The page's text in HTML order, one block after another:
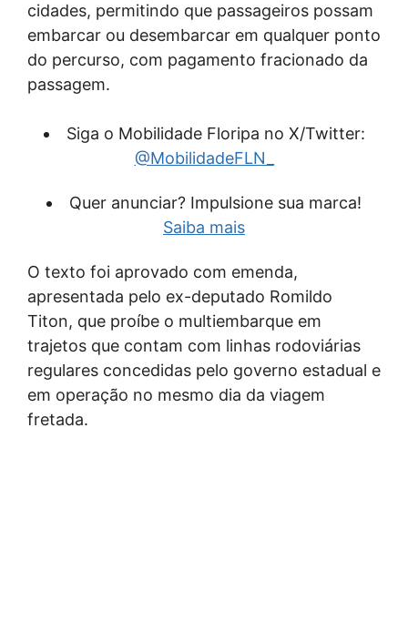
cidades, permitindo que passageiros possam
embarcar ou desembarcar em qualquer ponto
do percurso, com pagamento fracionado da
passagem.
Siga o Mobilidade Floripa no X/Twitter:
@MobilidadeFLN_
Quer anunciar? Impulsione sua marca!
Saiba mais
O texto foi aprovado com emenda,
apresentada pelo ex-deputado Romildo
Titon, que proíbe o multiembarque em
trajetos que contam com linhas rodoviárias
regulares concedidas pelo governo estadual e
em operação no mesmo dia da viagem
fretada.